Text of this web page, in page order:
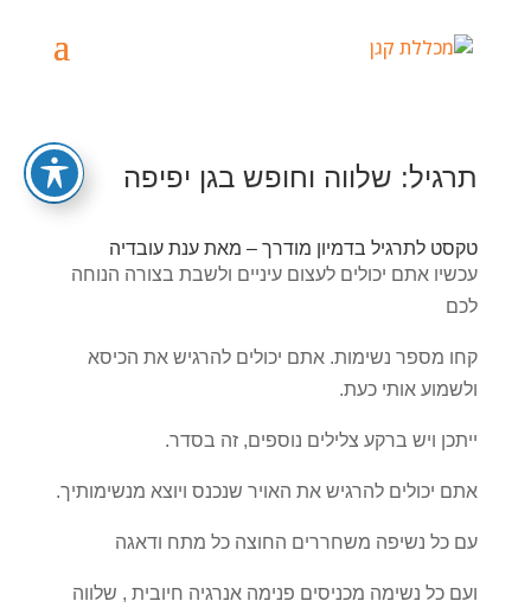
תרגיל: שלווה וחופש בגן יפיפה
טקסט לתרגיל בדמיון מודרך – מאת ענת עובדיה
עכשיו אתם יכולים לעצום עיניים ולשבת בצורה הנוחה
לכם
קחו מספר נשימות. אתם יכולים להרגיש את הכיסא
ולשמוע אותי כעת.
ייתכן ויש ברקע צלילים נוספים, זה בסדר.
אתם יכולים להרגיש את האויר שנכנס ויוצא מנשימותיך.
עם כל נשיפה משחררים החוצה כל מתח ודאגה
ועם כל נשימה מכניסים פנימה אנרגיה חיובית , שלווה